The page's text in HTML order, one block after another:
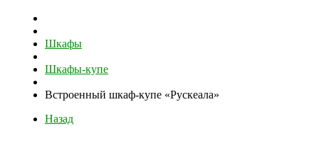
Шкафы
Шкафы-купе
Встроенный шкаф-купе «Рускеала»
Назад